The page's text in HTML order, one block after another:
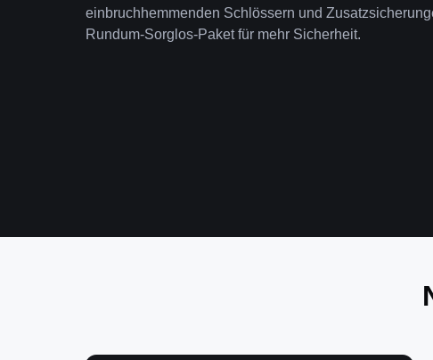
einbruchhemmenden Schlössern und
Rundum-Sorglos-Paket für mehr Sicherheit.